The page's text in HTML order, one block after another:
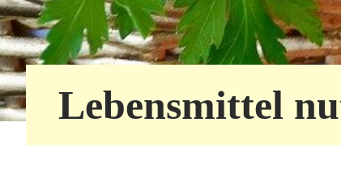
Lebensmittel
e
r
v
i